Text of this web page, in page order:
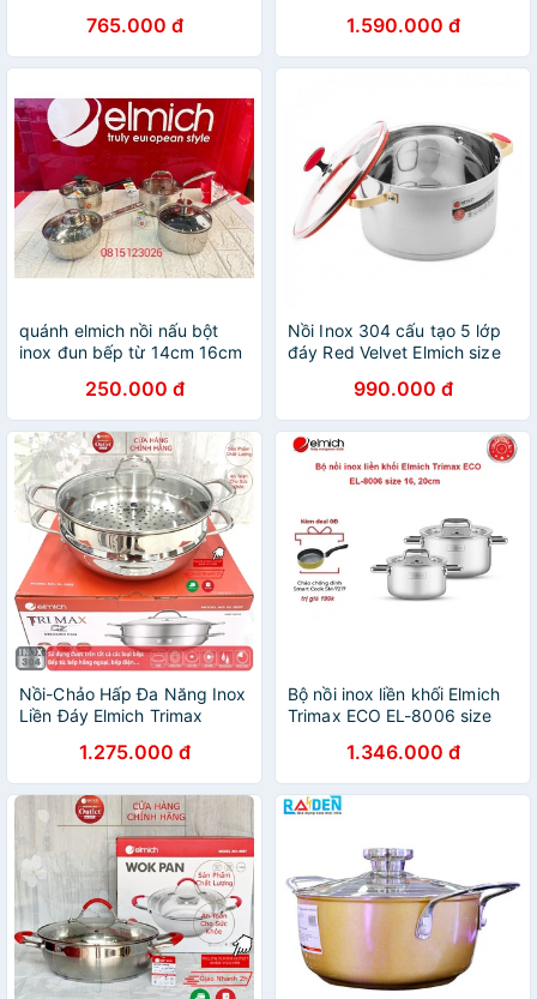
22cm/5270 24cm
765.000 đ 1.590.000 đ
quánh elmich nồi nấu bột
inox đun bếp từ 14cm 16cm
250.000 đ
Nồi Inox 304 cấu tạo 5 lớp
đáy Red Velvet Elmich size
2.5L/3.5L/4.5L
990.000 đ
Nồi-Chảo Hấp Đa Năng Inox
Liền Đáy Elmich Trimax
1.275.000 đ
Bộ nồi inox liền khối Elmich
Trimax ECO EL-8006 size
1.346.000 đ